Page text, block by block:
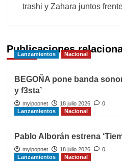
trashi y Zahara juntos
Publicaciones
Lanzamientos Nacional
BEGOÑA pone banda
y f3sta’
myipopnet 18 julio 2026
0
Lanzamientos
Nacional
Pablo Alborán estrena
myipopnet 18 julio 2026
0
Lanzamientos
Nacional